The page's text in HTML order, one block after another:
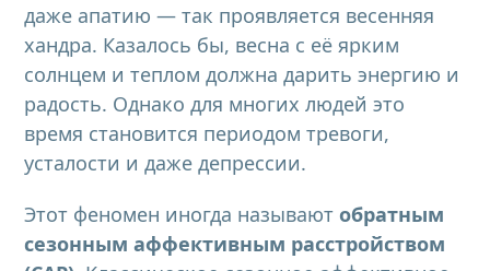
даже апатию — так проявляется весенняя
хандра. Казалось бы, весна с её ярким
солнцем и теплом должна дарить энергию и
радость. Однако для многих людей это
время становится периодом тревоги,
усталости и даже депрессии.
Этот феномен иногда называютобратным
сезонным аффективным расстройством